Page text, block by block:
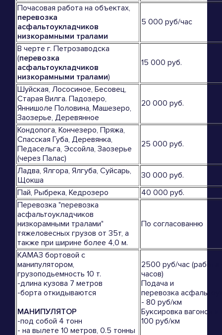
Почасовая работа на объектах,
перевозка
асфальтоукладчиков
низкорамными тралами
5 000 руб/час
В черте г. Петрозаводска
(перевозка
асфальтоукладчиков
низкорамными тралами)
15 000 руб.
Шуйская, Лососиное, Бесовец,
Старая Вилга. Падозеро,
Яннишоле Половина, Машезеро,
Заозерье, Деревянное
20 000 руб.
Кондопога, Кончезеро, Пряжа,
Спасская Губа, Деревянка,
Педасельга, Эссойла, Заозерье
(через Палас)
25 000 руб.
Ладва, Ялгора, Ялгуба, Суйсарь,
Щокша
30 000 руб.
Пай, Рыбрека, Кедрозеро
40 000 руб.
Перевозка "перевозка
асфальтоукладчиков
низкорамными тралами"
тяжеловесных грузов от 35т, а
также при ширине более 4,0 м.
По согласованню
КАМАЗ бортовой с
манипулятором,
грузоподьемность 10 т.
-длина кузова 7 метров
-борта откидываются
МАНИПУЛЯТОР
-под собой 4 тонн
- на вылете 10 метров, 0.5 тонны
2500 руб/час (работа
часов)
Подача и
перевозка
- 80 руб/км
Буксировка вагонов и
100 руб/км